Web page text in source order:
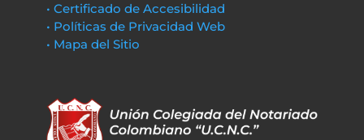
• Certificado de Accesibilidad
• Políticas de Privacidad Web
• Mapa del Sitio